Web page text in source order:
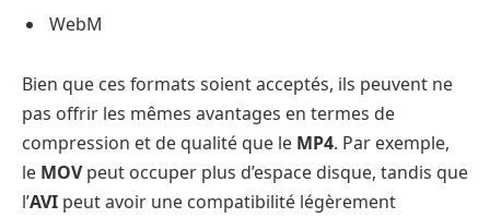
WebM
Bien que ces formats soient acceptés, ils peuvent ne
pas offrir les mêmes avantages en termes de
compression et de qualité que le MP4. Par exemple,
le MOVpeut occuper plus d’espace disque, tandis que
l’AVI peut avoir une compatibilité légèrement